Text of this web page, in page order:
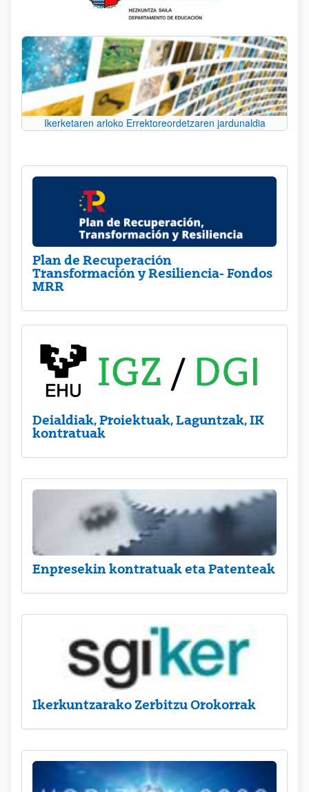
Ikerketaren arloko Errektoreordetzaren jardunaldia
Plan de Recuperación
Transformación y Resiliencia- Fondos
MRR
Deialdiak, Proiektuak, Laguntzak, IK
kontratuak
Enpresekin kontratuak eta Patenteak
Ikerkuntzarako Zerbitzu Orokorrak